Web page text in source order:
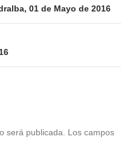
01 de Mayo de 2016
será publicada.
Los campos